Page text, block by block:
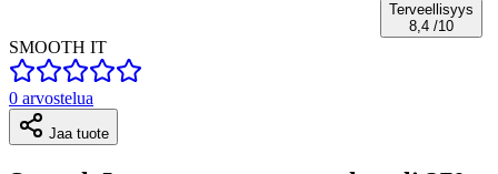
Terveellisyys
8,4 /10
SMOOTH IT
0 arvostelua
Jaa tuote